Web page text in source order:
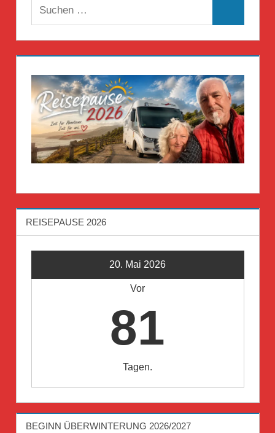
REISEPAUSE 2026
20. Mai 2026
Vor
81
Tagen.
BEGINN ÜBERWINTERUNG 2026/2027